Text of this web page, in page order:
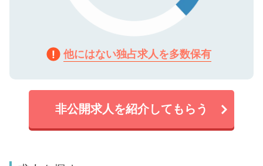
他にはない独占求人を多数保有
非公開求人を紹介してもらう